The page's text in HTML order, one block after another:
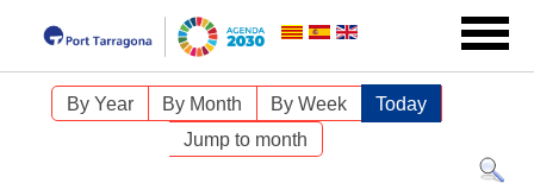
By Year By Month By Week
Today
Jump to month